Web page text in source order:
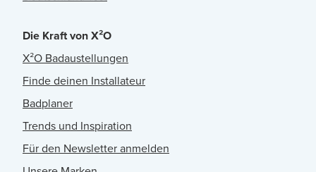
Die Kraft von X²O
X²O Badaustellungen
Finde deinen Installateur
Badplaner
Trends und Inspiration
Für den Newsletter anmelden